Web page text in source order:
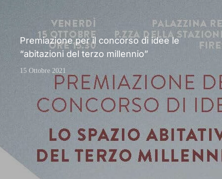
Premiazione per il concorso di idee le
“abitazioni del terzo millennio”
15 Ottobre 2021